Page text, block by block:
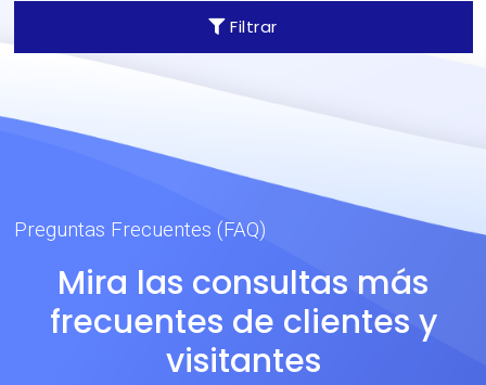
Filtrar
escafandras, polainas,
Protege del calor radiante
resistencia a la tracción y
Preguntas Frecuentes (FAQ)
Mira las consultas más
frecuentes de clientes y
visitantes